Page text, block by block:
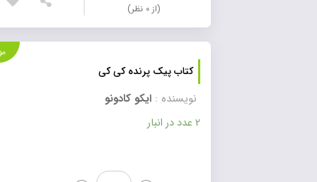
کتاب پیک پرنده کی کی
موجود
نویسنده :ایکو کادونو
کتاب